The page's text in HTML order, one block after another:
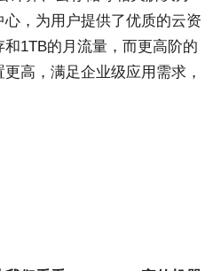
，为用户提供了优质的云资
1TB的月流量，而更高阶的
高，满足企业级应用需求，